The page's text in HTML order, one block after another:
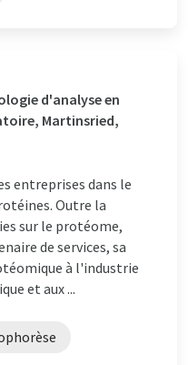
d'analyse en
Martinsried,
entreprises dans le
Outre la
sur le protéome,
de services, sa
à l'industrie
et aux ...